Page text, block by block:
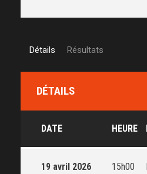
Détails Résultats
DÉTAILS
DATE HEURE
19 avril 2026 15h00